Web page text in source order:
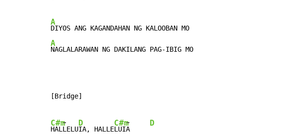
A
DIYOS ANG KAGANDAHAN NG KALOOBAN MO
A
NAGLALARAWAN NG DAKILANG PAG-IBIG MO
[Bridge]
C#m
HAL
-
LELU
D
IA, HALLE
C#m
LUI
-
A
D